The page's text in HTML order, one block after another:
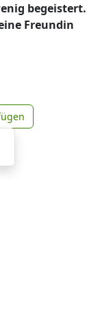
begeistert.
Freundin
Google
auf Telegram
X